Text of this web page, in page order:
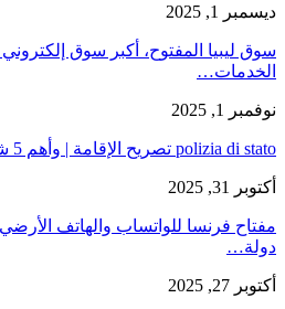
ديسمبر 1, 2025
سوق ليبيا المفتوح، أكبر سوق
الخدمات…
نوفمبر 1, 2025
polizia di stato تصريح الإقامة | وأهم 5 شروط للحصول عليه.
أكتوبر 31, 2025
مفتاح فرنسا للواتساب والهاتف
دولة…
أكتوبر 27, 2025